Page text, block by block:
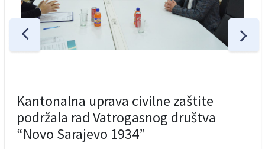
Kantonalna uprava civilne zaštite
podržala rad Vatrogasnog društva
“Novo Sarajevo 1934”